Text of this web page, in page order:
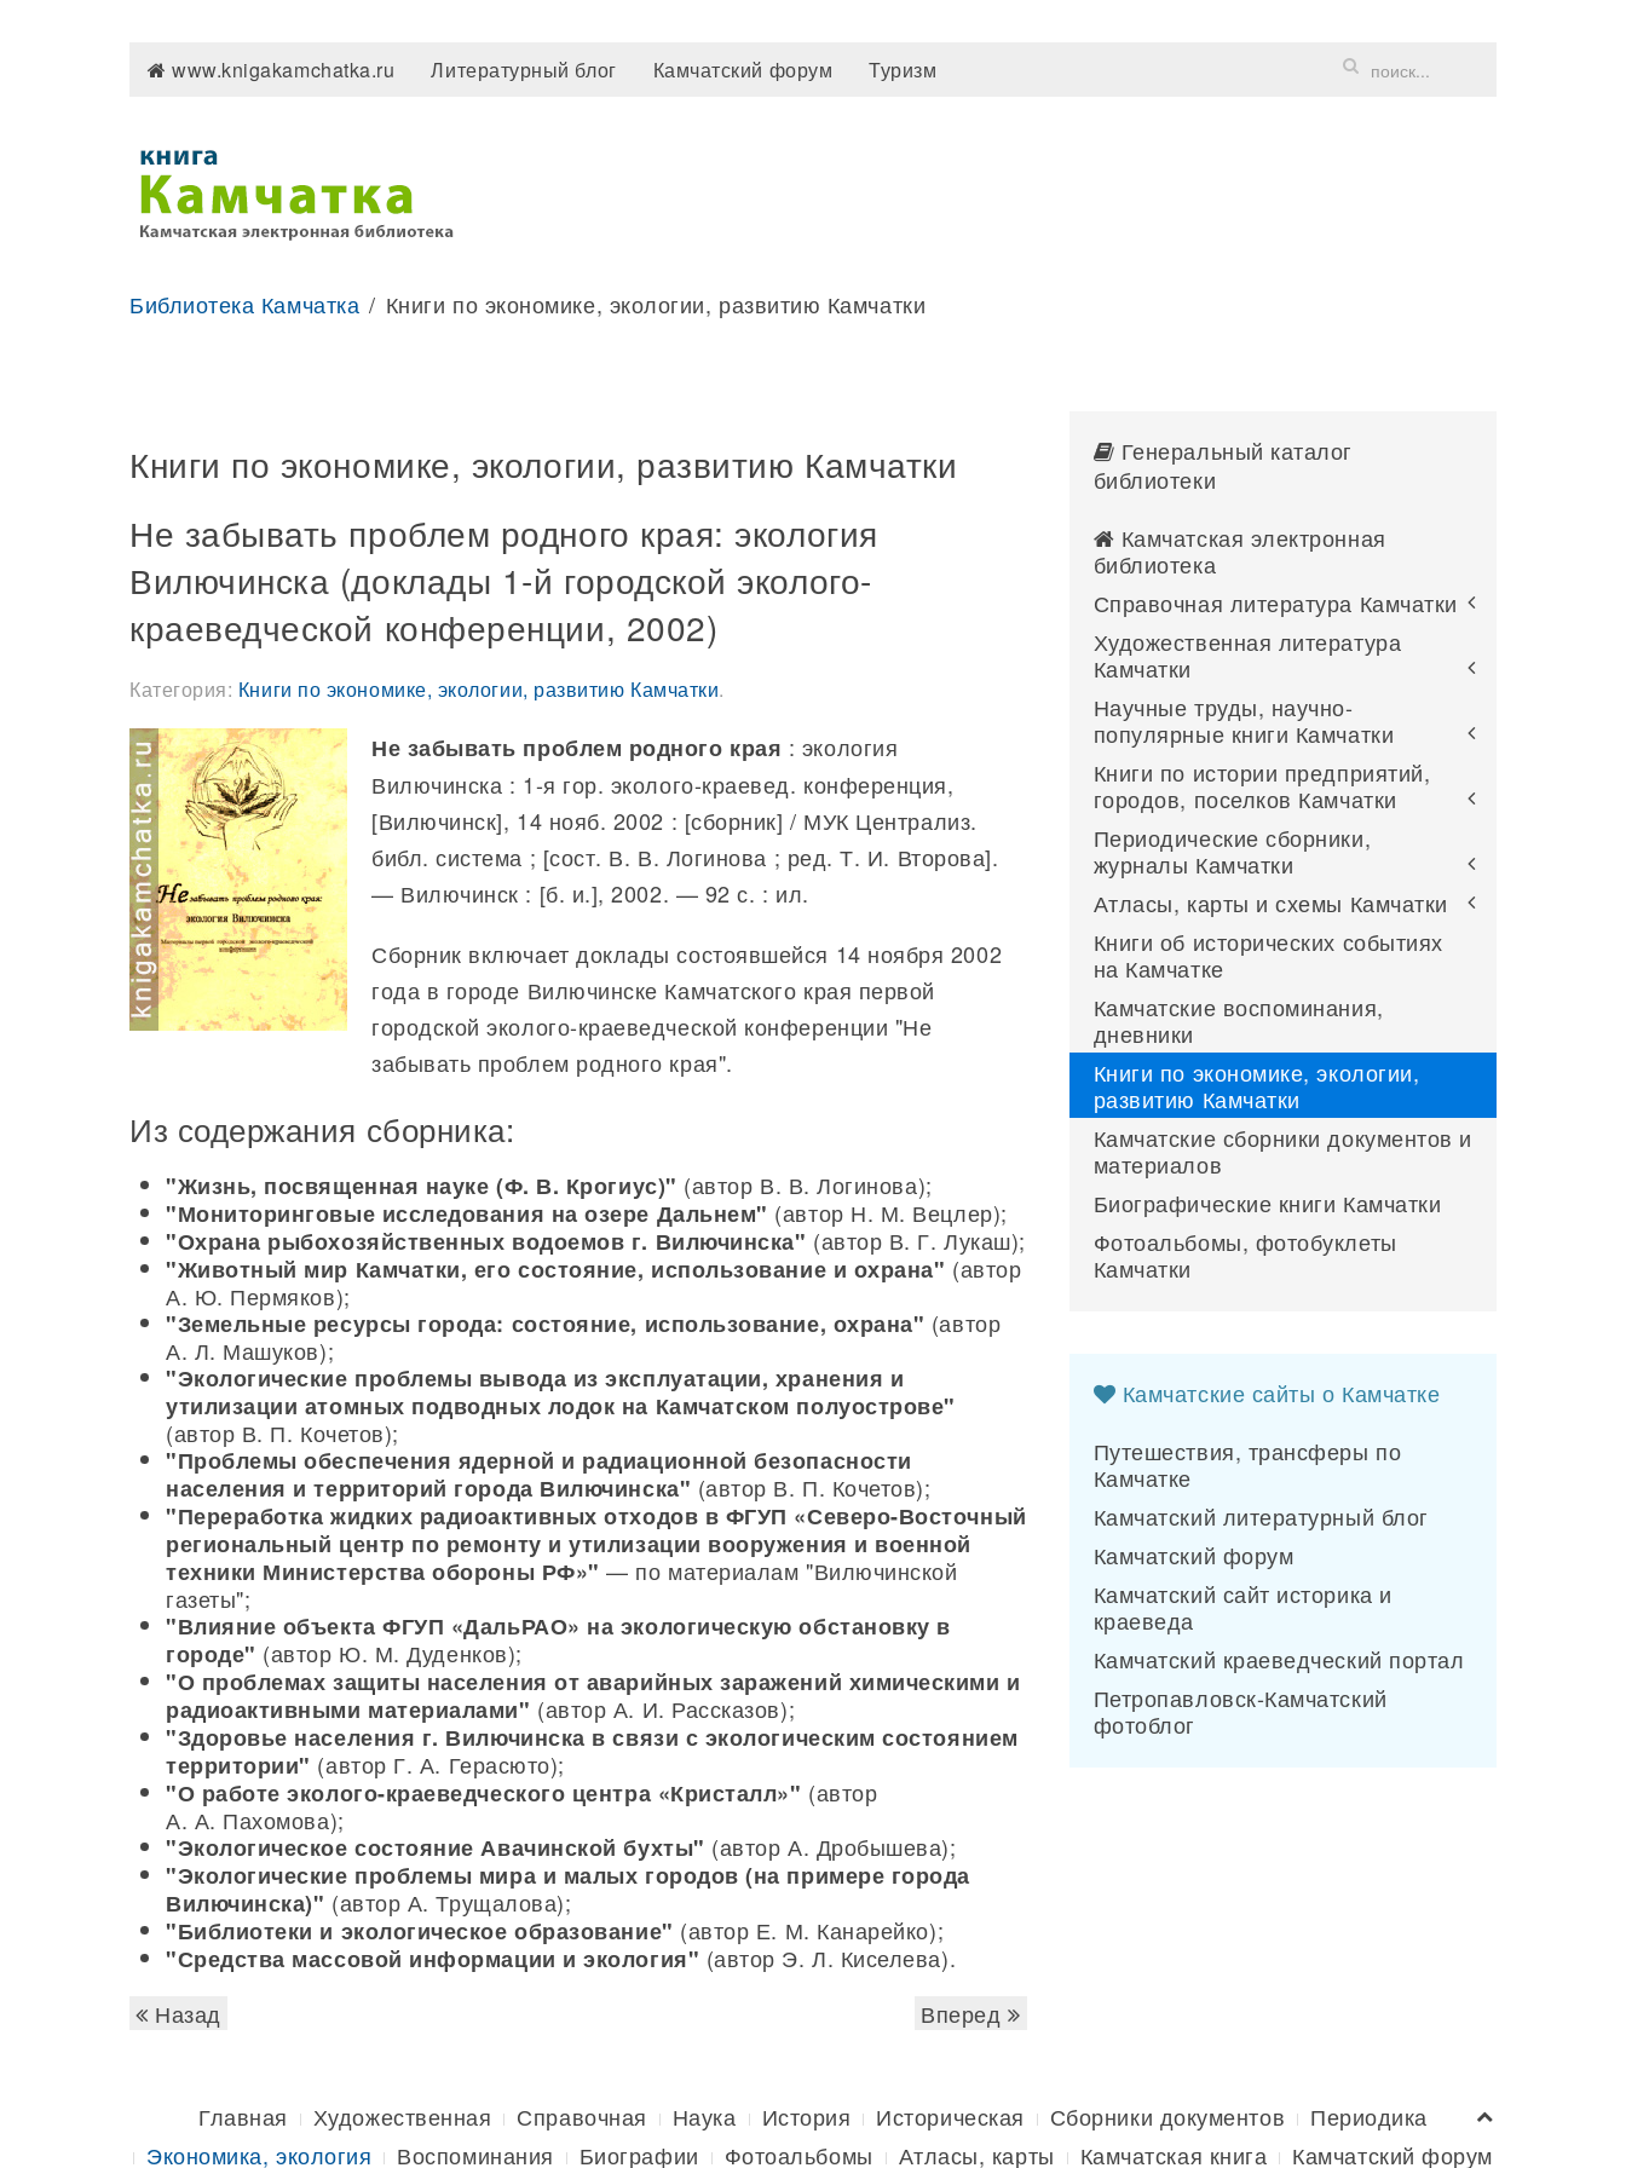
www.knigakamchatka.ru Литературный блог Камчатский форум Туризм
Библиотека Камчатка Книги по экономике, экологии, развитию Камчатки
Книги по экономике, экологии, развитию Камчатки
Не забывать проблем родного края: экология
Вилючинска (доклады 1-й городской эколого-
краеведческой конференции, 2002)
Категория: Книги по экономике, экологии, развитию Камчатки.
Не забывать проблем родного края : экология
Вилючинска : 1-я гор. эколого-краевед. конференция,
[Вилючинск], 14 нояб. 2002 : [сборник] / МУК Централиз.
библ. система ; [сост. В. В. Логинова ; ред. Т. И. Второва].
— Вилючинск : [б. и.], 2002. — 92 с. : ил.
Сборник включает доклады состоявшейся 14 ноября 2002
года в городе Вилючинске Камчатского края первой
городской эколого-краеведческой конференции "Не
забывать проблем родного края".
Из содержания сборника:
"Жизнь, посвященная науке (Ф. В. Крогиус)" (автор В. В. Логинова);
"Мониторинговые исследования на озере Дальнем" (автор Н. М. Вецлер);
"Охрана рыбохозяйственных водоемов г. Вилючинска" (автор В. Г. Лукаш);
"Животный мир Камчатки, его состояние, использование и охрана" (автор
А. Ю. Пермяков);
"Земельные ресурсы города: состояние, использование, охрана" (автор
А. Л. Машуков);
"Экологические проблемы вывода из эксплуатации, хранения и
утилизации атомных подводных лодок на Камчатском полуострове"
(автор В. П. Кочетов);
"Проблемы обеспечения ядерной и радиационной безопасности
населения и территорий города Вилючинска" (автор В. П. Кочетов);
"Переработка жидких радиоактивных отходов в ФГУП «Северо-Восточный
региональный центр по ремонту и утилизации вооружения и военной
техники Министерства обороны РФ»" — по материалам "Вилючинской
газеты";
"Влияние объекта ФГУП «ДальРАО» на экологическую обстановку в
городе" (автор Ю. М. Дуденков);
"О проблемах защиты населения от аварийных заражений химическими и
радиоактивными материалами" (автор А. И. Рассказов);
"Здоровье населения г. Вилючинска в связи с экологическим состоянием
территории" (автор Г. А. Герасюто);
"О работе эколого-краеведческого центра «Кристалл»" (автор
А. А. Пахомова);
"Экологическое состояние Авачинской бухты" (автор А. Дробышева);
"Экологические проблемы мира и малых городов (на примере города
Вилючинска)" (автор А. Трущалова);
"Библиотеки и экологическое образование" (автор Е. М. Канарейко);
"Средства массовой информации и экология" (автор Э. Л. Киселева).
Назад
Вперед
Генеральный каталог
библиотеки
Камчатская электронная
библиотека
Справочная литература Камчатки
Художественная литература
Камчатки
Научные труды, научно-
популярные книги Камчатки
Книги по истории предприятий,
городов, поселков Камчатки
Периодические сборники,
журналы Камчатки
Атласы, карты и схемы Камчатки
Книги об исторических событиях
на Камчатке
Камчатские воспоминания,
дневники
Книги по экономике, экологии,
развитию Камчатки
Камчатские сборники документов и
материалов
Биографические книги Камчатки
Фотоальбомы, фотобуклеты
Камчатки
Камчатские сайты о Камчатке
Путешествия, трансферы по
Камчатке
Камчатский литературный блог
Камчатский форум
Камчатский сайт историка и
краеведа
Камчатский краеведческий портал
Петропавловск-Камчатский
фотоблог
Главная Художественная Справочная Наука История Историческая Сборники документов
Периодика
Экономика, экология
Воспоминания Биографии Фотоальбомы Атласы, карты Камчатская книга Камчатский форум